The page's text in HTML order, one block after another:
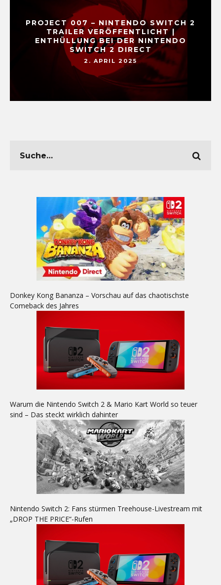
PROJECT 007 – NINTENDO SWITCH 2
TRAILER VERÖFFENTLICHT |
ENTHÜLLUNG BEI DER NINTENDO
SWITCH 2 DIRECT
2. APRIL 2025
Donkey Kong Bananza – Vorschau auf das chaotischste
Comeback des Jahres
Warum die Nintendo Switch 2 & Mario Kart World so teuer
sind – Das steckt wirklich dahinter
Nintendo Switch 2: Fans stürmen Treehouse-Livestream mit
„DROP THE PRICE“-Rufen